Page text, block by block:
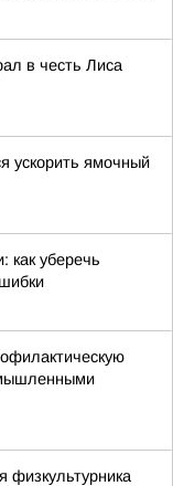
в честь Лиса
ускорить ямочный
как уберечь
физкультурника